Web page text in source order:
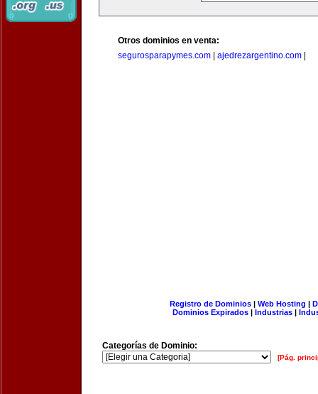
Otros dominios en venta:
segurosparapymes.com
ajedrezargentino.com
Registro de Dominios| Web Hosting |
Dominios Expirados | Industrias |
Categorías de Dominio:
[Pág.